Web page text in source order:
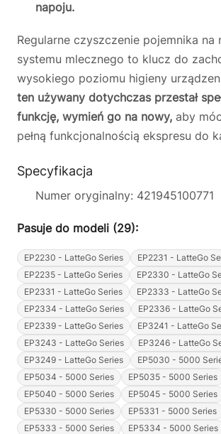
napoju.
Regularne czyszczenie pojemnika na
systemu mlecznego to klucz do
wysokiego poziomu higieny
ten używany dotychczas przestał
funkcję, wymień go na nowy, aby
pełną funkcjonalnością ekspresu do
Specyfikacja
Numer oryginalny: 421945100771
Pasuje do modeli (29):
EP2230 - LatteGo Series
EP2231 - LatteGo
EP2235 - LatteGo Series
EP2330 - LatteGo
EP2331 - LatteGo Series
EP2333 - LatteGo
EP2334 - LatteGo Series
EP2336 - LatteGo
EP2339 - LatteGo Series
EP3241 - LatteGo
EP3243 - LatteGo Series
EP3246 - LatteGo
EP3249 - LatteGo Series
EP5030 - 5000
EP5034 - 5000 Series
EP5035 - 5000 Series
EP5040 - 5000 Series
EP5045 - 5000 Series
EP5330 - 5000 Series
EP5331 - 5000 Series
EP5333 - 5000 Series
EP5334 - 5000 Series